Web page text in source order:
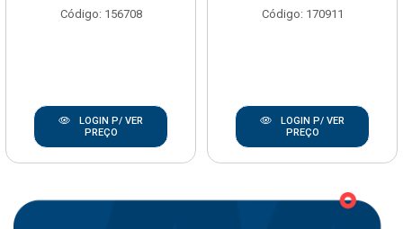
Código: 156708
LOGIN P/ VER
PREÇO
Código: 170911
LOGIN P/ VER
PREÇO